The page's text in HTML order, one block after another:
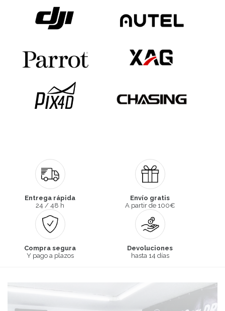
Entrega rápida
24 / 48 h
Envío gratis
A partir de 100€
Compra segura
Y pago a plazos
Devoluciones
hasta 14 días